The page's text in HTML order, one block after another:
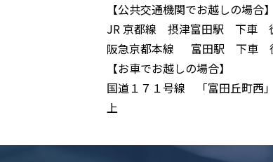
【公共交通機関でお越しの場合】
JR 京都線 摂津富田駅 下車
阪急京都本線 富田駅 下車
【お車でお越しの場合】
国道１７１号線 「富田丘町西
上